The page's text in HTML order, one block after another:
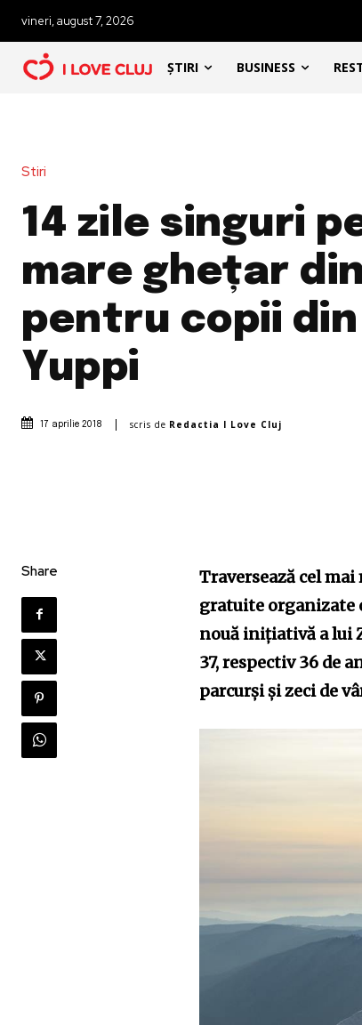
vineri, august 7, 2026
ȘTIRI BUSINESS
Stiri
14 zile singuri
mare ghețar
pentru copii
Yuppi
17 aprilie 2018 scris de Redactia I Love Cluj
Share
Traversează cel
gratuite organizate
nouă inițiativă a lui
37, respectiv 36 de
parcurși și zeci de